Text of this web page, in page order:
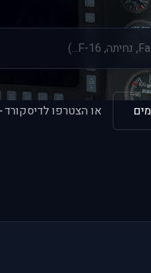
או הצטרפו לדיסקורד